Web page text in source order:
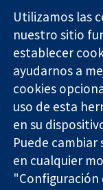
Evidencia fiable.
Decisiones
informadas.
Mejor salud.
Utilizamos las
nuestro sitio
establecer
ayudarnos a
cookies
uso de esta
en su
Puede cambiar
en cualquier
"Configuración